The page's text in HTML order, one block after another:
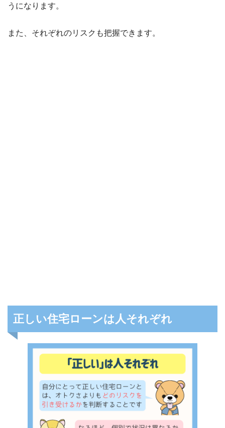
うになります。
また、それぞれのリスクも把握できます。
正しい住宅ローンは人それぞれ